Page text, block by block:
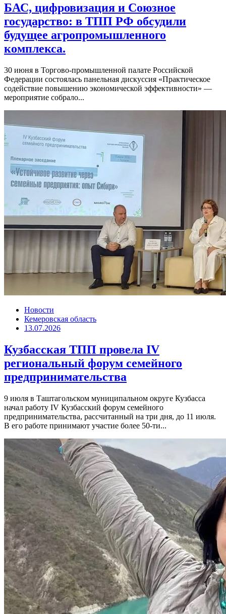
БАС, цифровизация и Союзное
государство: в ТПП РФ обсудили
будущее агропромышленного
комплекса.
30 июня в Торгово-промышленной палате Российской
Федерации состоялась панельная дискуссия «Практическое
содействие повышению экономической эффективности» —
мероприятие собрало...
Новости
Кемеровская область
13.07.2026
Кузбасская ТПП провела IV
региональный форум семейного
предпринимательства
9 июля в Таштагольском муниципальном округе Кузбасса
начал работу IV Кузбасский форум семейного
предпринимательства, рассчитанный на три дня, до 11 июля.
В его работе принимают участие более 50-ти...